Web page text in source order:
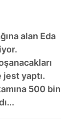
alan Eda
yaptı.
500 bin